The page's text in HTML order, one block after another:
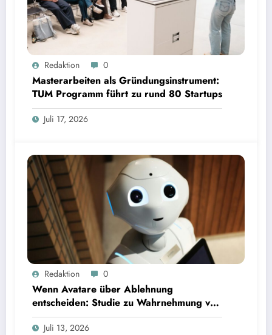
Masterarbeiten als Gründungsinstrument: TUM Programm führt zu rund 80 Startups | Bild:
TUM
Redaktion 0
Masterarbeiten als Gründungsinstrument:
TUM Programm führt zu rund 80 Startups
Juli 17, 2026
Wenn Avatare über Ablehnung entscheiden: Studie zu Wahrnehmung von Fairness bei KI-
InterviewsRedaktion 0
Wenn Avatare über Ablehnung
entscheiden: Studie zu Wahrnehmung von
Fairness bei KI-Interviews
Juli 13, 2026